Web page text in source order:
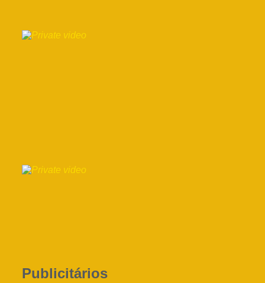
Publicitários